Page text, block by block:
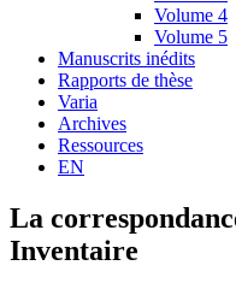
Volume 4
Volume 5
Manuscrits inédits
Rapports de thèse
Varia
Archives
Ressources
EN
La
Inventaire